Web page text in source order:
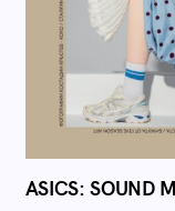
ASICS: SOUND